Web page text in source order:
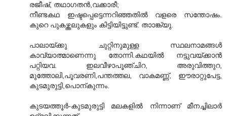
രജീഷ്, തഥാഗതന്‍,വക്കാരീ;
നീണ്ടകഥ ഇഷ്ടപ്പെട്ടെന്നറിഞ്ഞതില്‍ വളരെ സന്തോഷം.
കുറെ പുകഴ്ത്തലുകളും കിട്ടിയിട്ടുണ്ട്. താ‍ാങ്ക്യു.
പാലായ്ക്കു ചുറ്റിനുമുള്ള സ്ഥലനാമങ്ങള്‍
കാവ്യാത്മാണെന്നു തോന്നി.കഥയില്‍ നട്ടുവയ്ക്കാന്‍
പറ്റിയവ. ഇലവീഴാപൂഞ്ചിറ, അരുവിത്തുറ,
മുത്തോലി,പൂവരണി,പന്തത്തല, വാകമണ്ണ്, ഈരാറ്റുപേട്ട,
കുടമുരുട്ടി,പൊന്കുന്നം.
കുടയത്തൂര്‍-കുടമുരുട്ടി മലകളില്‍ നിന്നാണ് മീനച്ചിലാര്‍